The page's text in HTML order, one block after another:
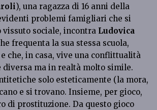
), una ragazza di 16 anni della
problemi famigliari che si
sociale, incontra Ludovica
frequenta la sua stessa scuola,
che, in casa, vive una conflittualità
diversa ma in realtà molto simile.
solo esteticamente (la mora,
e si trovano. Insieme, per gioco,
di prostituzione. Da questo gioco